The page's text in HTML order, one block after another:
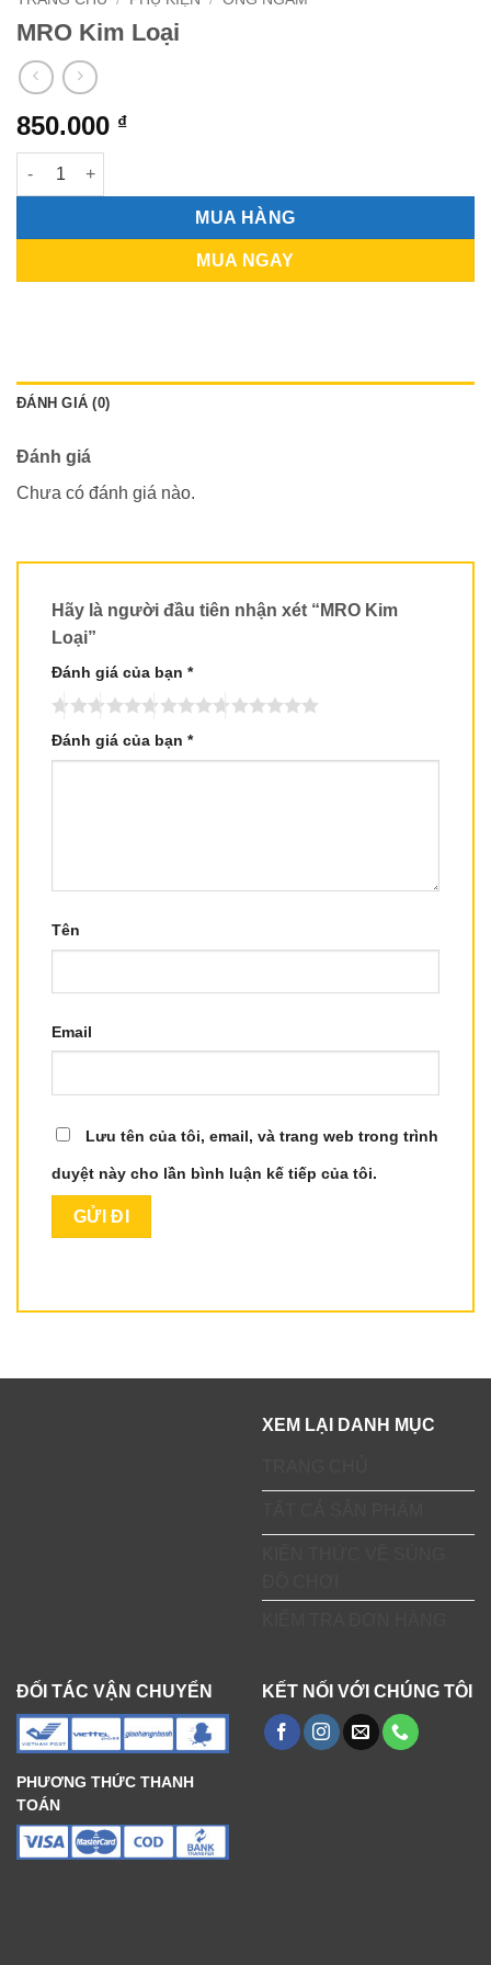
MRO Kim Loại
850.000 ₫
MRO Kim Loại số lượng
MUA HÀNG
MUA NGAY
ĐÁNH GIÁ (0)
Đánh giá
Chưa có đánh giá nào.
Hãy là người đầu tiên nhận xét “MRO Kim
Loại”
Đánh giá của bạn *
Đánh giá của bạn *
Tên
Email
Lưu tên của tôi, email, và trang web trong trình
duyệt này cho lần bình luận kế tiếp của tôi.
XEM LẠI DANH MỤC
ĐỐI TÁC VẬN CHUYỂN
PHƯƠNG THỨC THANH
TOÁN
KẾT NỐI VỚI CHÚNG TÔI